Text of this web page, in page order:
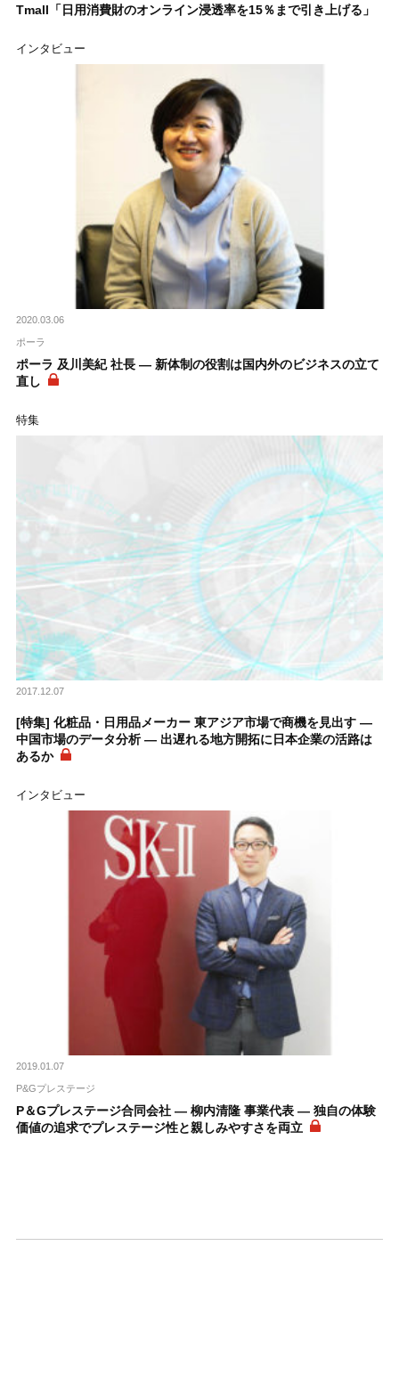
Tmall「日用消費財のオンライン浸透率を15％まで引き上げる」
インタビュー
2020.03.06
ポーラ
ポーラ 及川美紀 社長 ― 新体制の役割は国内外のビジネスの立て
直し
特集
2017.12.07
[特集] 化粧品・日用品メーカー 東アジア市場で商機を見出す ―
中国市場のデータ分析 ― 出遅れる地方開拓に日本企業の活路は
あるか
インタビュー
2019.01.07
P&Gプレステージ
P＆Gプレステージ合同会社 ― 柳内清隆 事業代表 ― 独自の体験
価値の追求でプレステージ性と親しみやすさを両立